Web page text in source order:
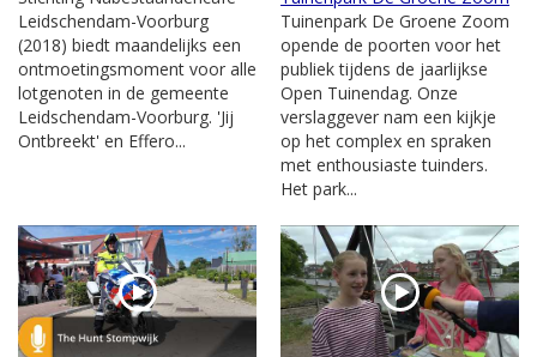
Leidschendam-Voorburg
(2018) biedt maandelijks een
ontmoetingsmoment voor alle
lotgenoten in de gemeente
Leidschendam-Voorburg. 'Jij
Ontbreekt' en Effero...
Tuinenpark De Groene Zoom
opende de poorten voor het
publiek tijdens de jaarlijkse
Open Tuinendag. Onze
verslaggever nam een kijkje
op het complex en spraken
met enthousiaste tuinders.
Het park...